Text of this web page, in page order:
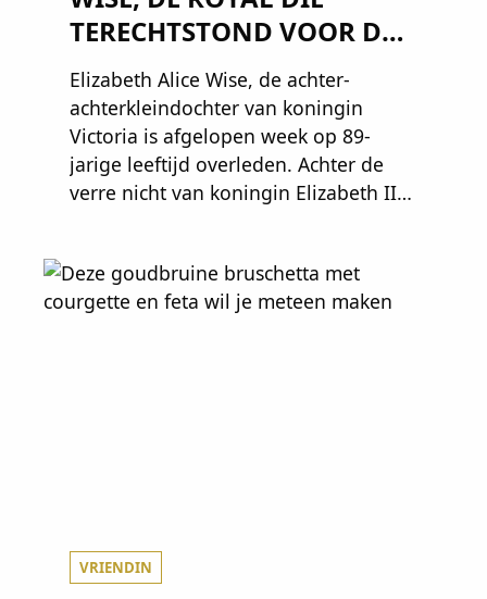
TERECHTSTOND VOOR DE
DOOD VAN HAAR BABY
Elizabeth Alice Wise, de achter-
achterkleindochter van koningin
Victoria is afgelopen week op 89-
jarige leeftijd overleden. Achter de
verre nicht van koningin Elizabeth II
VRIENDIN